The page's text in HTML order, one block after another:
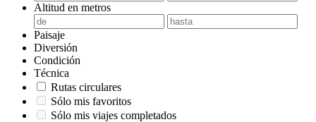
Altitud en metros
Paisaje
Diversión
Condición
Técnica
Rutas circulares
Sólo mis favoritos
Sólo mis viajes completados